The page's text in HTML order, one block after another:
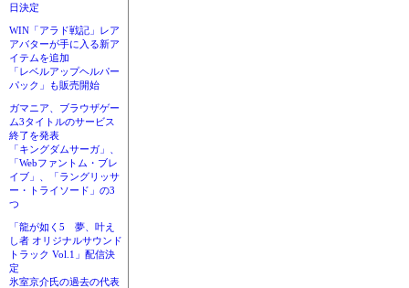
日決定
WIN「アラド戦記」レア
アバターが手に入る新ア
イテムを追加
「レベルアップヘルパー
パック」も販売開始
ガマニア、ブラウザゲー
ム3タイトルのサービス
終了を発表
「キングダムサーガ」、
「Webファントム・ブレ
イブ」、「ラングリッサ
ー・トライソード」の3
つ
「龍が如く5 夢、叶え
し者 オリジナルサウンド
トラック Vol.1」配信決
定
氷室京介氏の過去の代表